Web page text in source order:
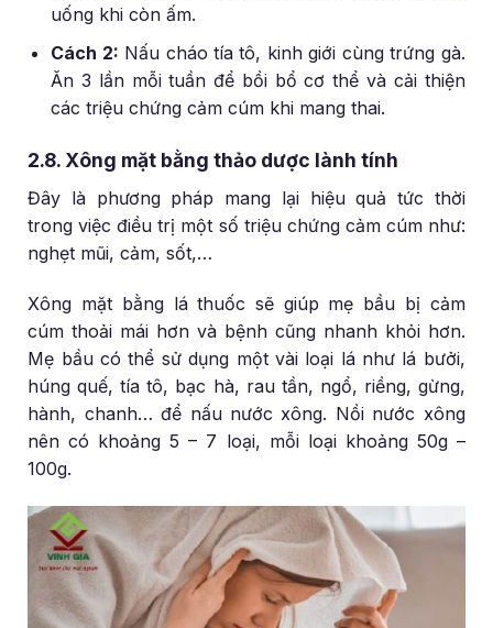
uống khi còn ấm.
Cách 2: Nấu cháo tía tô, kinh giới cùng trứng gà.
Ăn 3 lần mỗi tuần để bồi bổ cơ thể và cải thiện
các triệu chứng cảm cúm khi mang thai.
2.8. Xông mặt bằng thảo dược lành tính
Đây là phương pháp mang lại hiệu quả tức thời
trong việc điều trị một số triệu chứng cảm cúm như:
nghẹt mũi, cảm, sốt,…
Xông mặt bằng lá thuốc sẽ giúp mẹ bầu bị cảm
cúm thoải mái hơn và bệnh cũng nhanh khỏi hơn.
Mẹ bầu có thể sử dụng một vài loại lá như lá bưởi,
húng quế, tía tô, bạc hà, rau tần, ngổ, riềng, gừng,
hành, chanh… để nấu nước xông. Nồi nước xông
nên có khoảng 5 – 7 loại, mỗi loại khoảng 50g –
100g.